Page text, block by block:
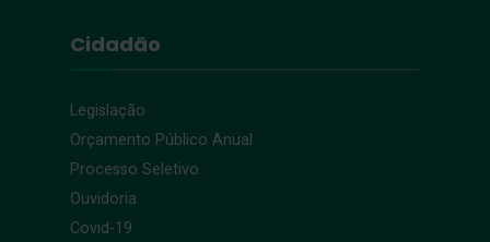
Cidadão
Legislação
Orçamento Público Anual
Processo Seletivo
Ouvidoria
Covid-19